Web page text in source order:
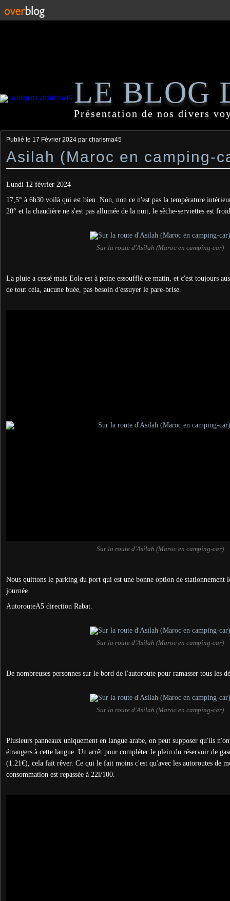
LE BLOG
Présentation de nos divers
Publié le 17 Février 2024 par charisma45
Asilah (Maroc en camping-
Lundi 12 février 2024
17,5° à 6h30 voilà qui est bien. Non, non ce n'est pas la température
20° et la chaudière ne s'est pas allumée de la nuit, le sêche-serviettes est
Sur la route d'Asilah (Maroc en camping-car)
La pluie a cessé mais Eole est à peine essoufflé ce matin, et c'est toujours
de tout cela, aucune buée, pas besoin d'essuyer le pare-brise.
Sur la route d'Asilah (Maroc en camping-car)
Nous quittons le parking du port qui est une bonne option de stationnement
journée.
AutorouteA5 direction Rabat.
Sur la route d'Asilah (Maroc en camping-car)
De nombreuses personnes sur le bord de l'autoroute pour ramasser tous les
Sur la route d'Asilah (Maroc en camping-car)
Plusieurs panneaux uniquement en langue arabe, on peut supposer qu'ils
étrangers à cette langue. Un arrêt pour compléter le plein du réservoir de
(1.21€), cela fait rêver. Ce qui le fait moins c'est qu'avec les autoroutes de
consommation est repassée à 22l/100.